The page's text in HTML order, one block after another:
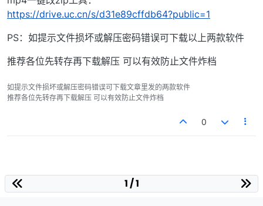
https://drive.uc.cn/s/d31e89cffdb64?public=1
PS：如提示文件损坏或解压密码错误可下载以上两款软件
推荐各位先转存再下载解压 可以有效防止文件炸档
如提示文件损坏或解压密码错误可下载文章里发的两款软件
推荐各位先转存再下载解压 可以有效防止文件炸档
0
1 / 1